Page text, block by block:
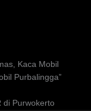
Kaca Mobil
Purbalingga”
di Purwokerto